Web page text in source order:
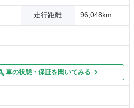
走行距離 96,048km
車の状態・保証を聞いてみる